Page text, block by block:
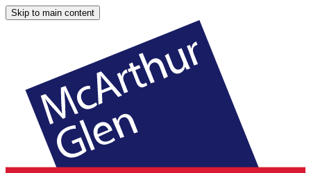
Skip to main content